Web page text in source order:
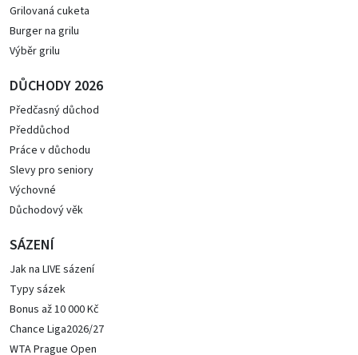
Grilovaná cuketa
Burger na grilu
Výběr grilu
DŮCHODY 2026
Předčasný důchod
Předdůchod
Práce v důchodu
Slevy pro seniory
Výchovné
Důchodový věk
SÁZENÍ
Jak na LIVE sázení
Typy sázek
Bonus až 10 000 Kč
Chance Liga2026/27
WTA Prague Open